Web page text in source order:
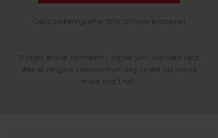
Gratis parkering efter først til mølle princippet
Vi tager ansvar for miljøet... og har som standard valgt
ikke at rengøre værelser hver dag (under ophold på
mere end 1 nat).